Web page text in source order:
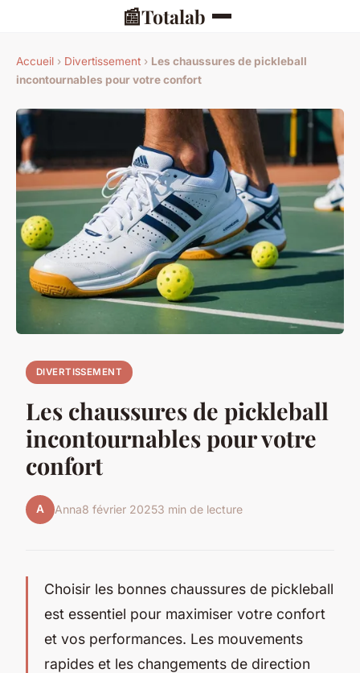
📰Totalab
Accueil › Divertissement › Les chaussures de pickleball
incontournables pour votre confort
DIVERTISSEMENT
Les chaussures de pickleball
incontournables pour votre
confort
A Anna8 février 20253 min de lecture
Choisir les bonnes chaussures de pickleball
est essentiel pour maximiser votre confort
et vos performances. Les mouvements
rapides et les changements de direction